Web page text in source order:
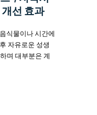
선 효과
식물이나 시간에
자유로운 성생
며 대부분은 계